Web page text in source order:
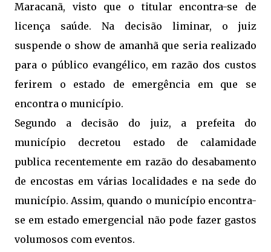
Maracanã, visto que o titular encontra-se de
licença saúde. Na decisão liminar, o juiz
suspende o show de amanhã que seria realizado
para o público evangélico, em razão dos custos
ferirem o estado de emergência em que se
encontra o município.
Segundo a decisão do juiz, a prefeita do
município decretou estado de calamidade
publica recentemente em razão do desabamento
de encostas em várias localidades e na sede do
município. Assim, quando o município encontra-
se em estado emergencial não pode fazer gastos
volumosos com eventos.